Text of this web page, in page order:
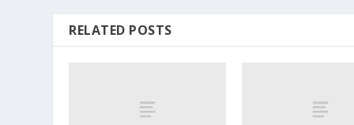
RELATED POSTS